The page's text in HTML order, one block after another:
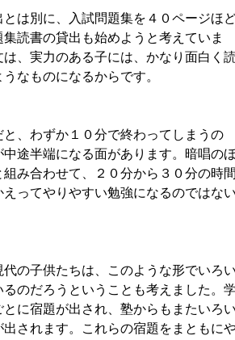
は別に、入試問題集を４０ページほ
読書の貸出も始めようと考えていま
、実力のある子には、かなり面白く
なものになるからです。
、わずか１０分で終わってしまうの
途半端になる面があります。暗唱の
み合わせて、２０分から３０分の時
ってやりやすい勉強になるのではな
の子供たちは、このような形でいろ
のだろうということも考えました。
に宿題が出され、塾からもまたいろ
されます。これらの宿題をまともに